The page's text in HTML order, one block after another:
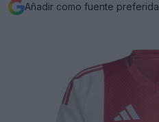
Añadir como fuente preferida